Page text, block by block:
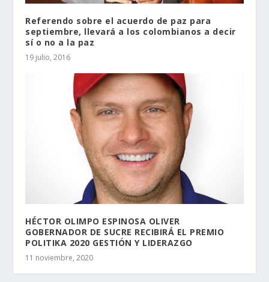
Referendo sobre el acuerdo de paz para
septiembre, llevará a los colombianos a decir
sí o no a la paz
19 julio, 2016
HÉCTOR OLIMPO ESPINOSA OLIVER
GOBERNADOR DE SUCRE RECIBIRÁ EL PREMIO
POLITIKA 2020 GESTIÓN Y LIDERAZGO
11 noviembre, 2020